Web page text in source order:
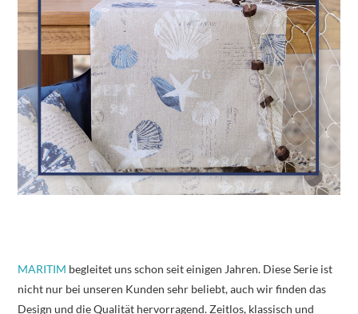
MARITIM begleitet uns schon seit einigen Jahren. Diese Serie ist
nicht nur bei unseren Kunden sehr beliebt, auch wir finden das
Design und die Qualität hervorragend. Zeitlos, klassisch und